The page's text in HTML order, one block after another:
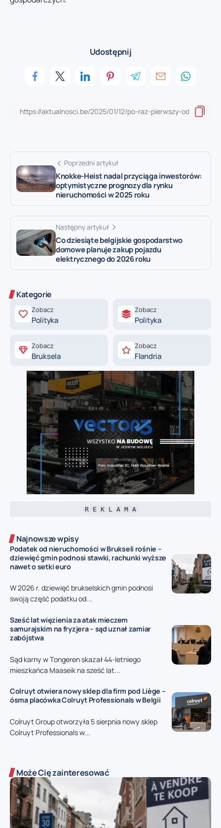
Udostępnij
Poprzedni artykuł
Knokke-Heist nadal przyciąga inwestorów:
optymistyczne prognozy dla rynku
nieruchomości w 2025 roku
Następny artykuł
Co dziesiąte belgijskie gospodarstwo
domowe planuje zakup pojazdu
elektrycznego do 2026 roku
Kategorie
Zobacz
Polityka
Zobacz
Polityka
Zobacz
Bruksela
Zobacz
Flandria
R E K L A M A
Najnowsze wpisy
Podatek od nieruchomości w Brukseli rośnie –
dziewięć gmin podnosi stawki, rachunki wyższe
nawet o setki euro
W 2026 r. dziewięć brukselskich gmin podnosi
swoją część podatku od...
Sześć lat więzienia za atak mieczem
samurajskim na fryzjera – sąd uznał zamiar
zabójstwa
Sąd karny w Tongeren skazał 44-letniego
mieszkańca Maaseik na sześć lat...
Colruyt otwiera nowy sklep dla firm pod Liège –
ósma placówka Colruyt Professionals w Belgii
Colruyt Group otworzyła 5 sierpnia nowy sklep
Colruyt Professionals w...
Może Cię zainteresować